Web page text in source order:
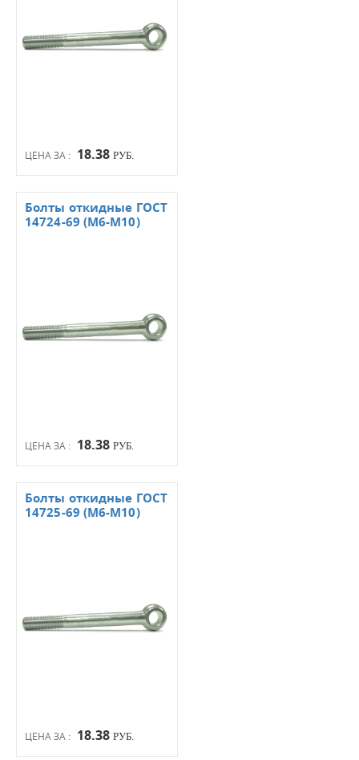
ЦЕНА ЗА : 18.38 РУБ.
ЦЕНА ЗА : 18.38 РУБ.
Болты откидные ГОСТ
14724-69 (М6-М10)
ЦЕНА ЗА : 18.38 РУБ.
Болты откидные ГОСТ
14725-69 (М6-М10)